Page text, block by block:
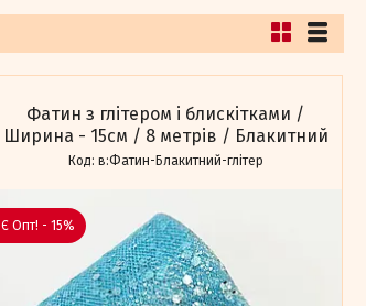
Фатин з глітером і блискітками /
Ширина - 15см / 8 метрів / Блакитний
в:Фатин-Блакитний-глітер
Є Опт! - 15%